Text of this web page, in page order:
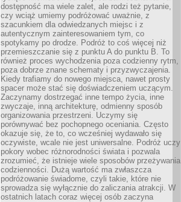
dostępność ma wiele zalet, ale rodzi też pytanie,
czy wciąż umiemy podróżować uważnie, z
szacunkiem dla odwiedzanych miejsc i z
autentycznym zainteresowaniem tym, co
spotykamy po drodze. Podróż to coś więcej niż
przemieszczanie się z punktu A do punktu B. To
również proces wychodzenia poza codzienny rytm,
poza dobrze znane schematy i przyzwyczajenia.
Kiedy trafiamy do nowego miejsca, nawet prosty
spacer może stać się doświadczeniem uczącym.
Zaczynamy dostrzegać inne tempo życia, inne
zwyczaje, inną architekturę, odmienny sposób
organizowania przestrzeni. Uczymy się
porównywać bez pochopnego oceniania. Często
okazuje się, że to, co wcześniej wydawało się
oczywiste, wcale nie jest uniwersalne. Podróż uczy
pokory wobec różnorodności świata i pozwala
zrozumieć, że istnieje wiele sposobów przeżywania
codzienności. Dużą wartość ma zwłaszcza
podróżowanie świadome, czyli takie, które nie
sprowadza się wyłącznie do zaliczania atrakcji. W
ostatnich latach coraz więcej osób zaczyna